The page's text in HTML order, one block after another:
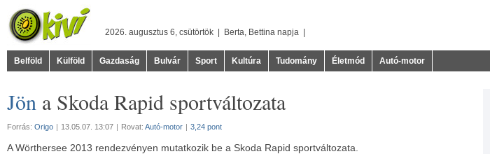
2026. augusztus 6, csütörtök | Berta, Bettina napja |
Belföld Külföld Gazdaság Bulvár Sport Kultúra Tudomány Életmód Autó-motor
Jön a Skoda Rapid sportváltozata
Forrás: Origo | 13.05.07. 13:07 | Rovat: Autó-motor | 3,24 pont
A Wörthersee 2013 rendezvényen mutatkozik be a Skoda Rapid sportváltozata.